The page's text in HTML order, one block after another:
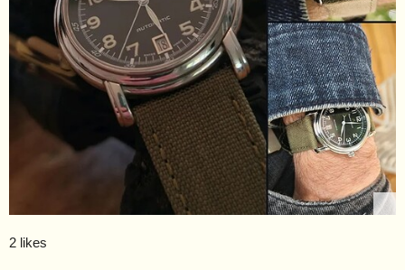
2 likes